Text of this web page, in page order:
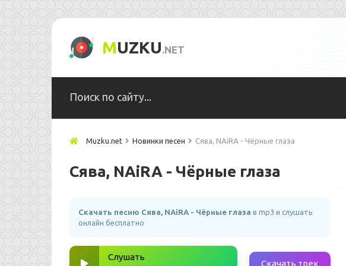
MUZKU.NET
Muzku.net Новинки песен Сява, NAiRA - Чёрные глаза
Сява, NAiRA - Чёрные глаза
Скачать песню Сява, NAiRA - Чёрные глаза в mp3 и слушать
онлайн бесплатно
Слушать
Скачать трек